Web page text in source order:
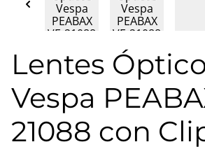
Lentes
Vespa
21088 con